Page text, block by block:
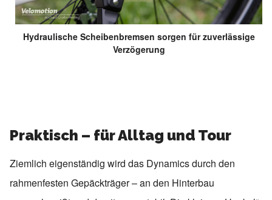
Hydraulische Scheibenbremsen sorgen für zuverlässige
Verzögerung
Praktisch – für Alltag und Tour
Ziemlich eigenständig wird das Dynamics durch den
rahmenfesten Gepäckträger – an den Hinterbau